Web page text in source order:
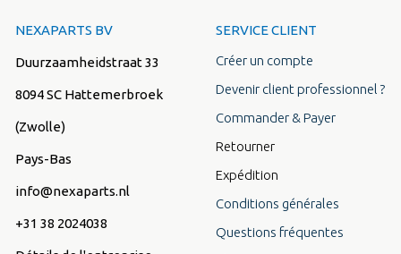
NEXAPARTS BV
Duurzaamheidstraat 33
8094 SC Hattemerbroek
(Zwolle)
Pays-Bas
info@nexaparts.nl
+31 38 2024038
SERVICE CLIENT
Créer un compte
Devenir client professionnel ?
Commander & Payer
Retourner
Expédition
Conditions générales
Questions fréquentes